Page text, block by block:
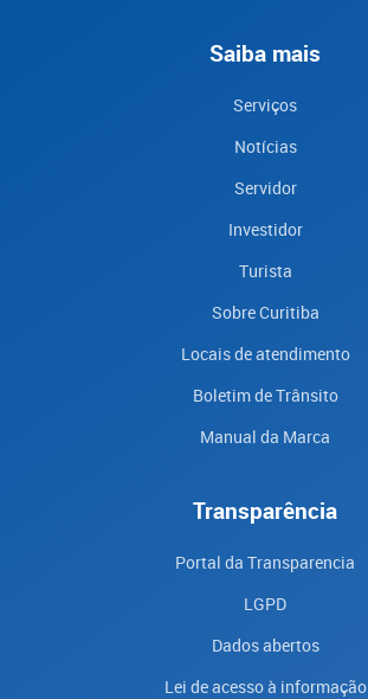
Saiba mais
Serviços
Notícias
Servidor
Investidor
Turista
Sobre Curitiba
Locais de atendimento
Boletim de Trânsito
Manual da Marca
Transparência
Portal da Transparencia
LGPD
Dados abertos
Lei de acesso à informação